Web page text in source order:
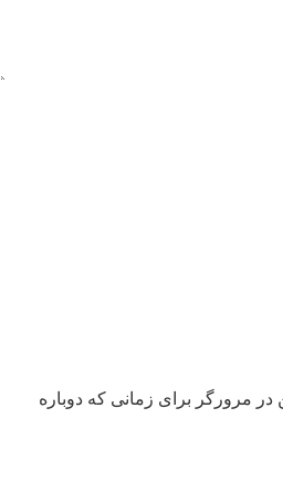
مرورگر برای زمانی که دوباره